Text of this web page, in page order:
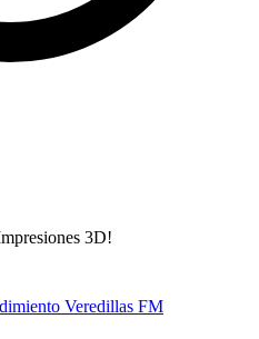
3D!
Veredillas FM